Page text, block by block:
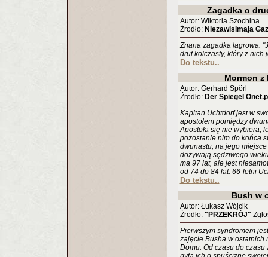
Zagadka o
Autor: Wiktoria Szochina
Źrodło: Niezawisimaja
Znana zagadka łagrowa:
drut kolczasty, który z nich
Do tekstu..
Mormon
Autor: Gerhard Spörl
Źrodło: Der Spiegel
Kapitan Uchtdorf jest w
apostołem pomiędzy
Apostoła się nie wybiera,
pozostanie nim do końca
dwunastu, na jego
dożywają sędziwego
ma 97 lat, ale jest
od 74 do 84 lat. 66-letni
Do tekstu..
Bush w
Autor: Łukasz Wójcik
Źrodło: "PRZEKRÓJ"
Pierwszym syndromem
zajęcie Busha w ostatnich
Domu. Od czasu do